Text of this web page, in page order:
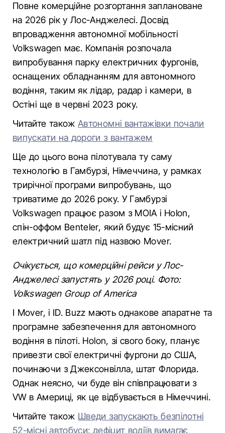
Повне комерційне розгортання заплановане
на 2026 рік у Лос-Анджелесі. Досвід
впровадження автономної мобільності
Volkswagen має. Компанія розпочала
випробування парку електричних фургонів,
оснащених обладнанням для автономного
водіння, таким як лідар, радар і камери, в
Остіні ще в червні 2023 року.
Читайте такожАвтономні вантажівки почали
випускати на дороги з вантажем
Ще до цього вона пілотувала ту саму
технологію в Гамбурзі, Німеччина, у рамках
трирічної програми випробувань, що
триватиме до 2026 року. У Гамбурзі
Volkswagen працює разом з MOIA і Holon,
спін-оффом Benteler, який будує 15-місний
електричний шатл під назвою Mover.
Очікується, що комерційні рейси у Лос-
Анджелесі запустять у 2026 році. Фото:
Volkswagen Group of America
І Mover, і ID. Buzz мають однакове апаратне та
програмне забезпечення для автономного
водіння в пілоті. Holon, зі свого боку, планує
привезти свої електричні фургони до США,
починаючи з Джексонвілла, штат Флорида.
Однак неясно, чи буде він співпрацювати з
VW в Америці, як це відбувається в Німеччині.
Читайте також Шведи запускають безпілотні
52-місні автобуси: дефіцит водіїв вимагає